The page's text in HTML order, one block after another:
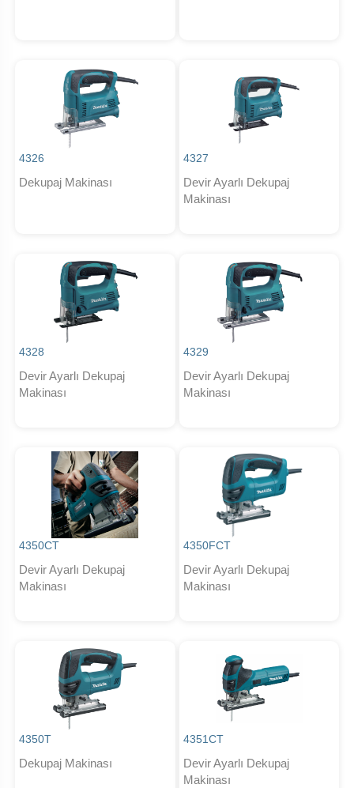
4326
Dekupaj Makinası
4327
Devir Ayarlı Dekupaj
Makinası
4328
Devir Ayarlı Dekupaj
Makinası
4329
Devir Ayarlı Dekupaj
Makinası
4350CT
Devir Ayarlı Dekupaj
Makinası
4350FCT
Devir Ayarlı Dekupaj
Makinası
4350T
Dekupaj Makinası
4351CT
Devir Ayarlı Dekupaj
Makinası